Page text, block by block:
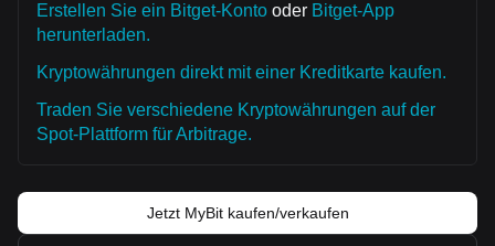
Erstellen Sie ein Bitget-Konto oder Bitget-App
herunterladen.
Kryptowährungen direkt mit einer Kreditkarte kaufen.
Traden Sie verschiedene Kryptowährungen auf der
Spot-Plattform für Arbitrage.
Jetzt MyBit kaufen/verkaufen